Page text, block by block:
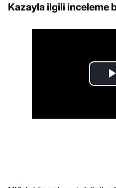
Kazayla ilgili inceleme